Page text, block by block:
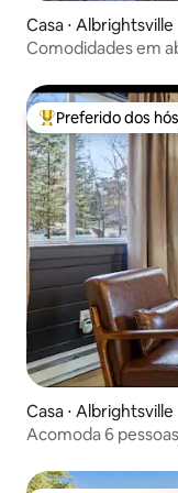
Casa ⋅ Albrightsville
Comodidades em
Entre os melhores
Preferido dos
Casa ⋅ Albrightsville
Acomoda 6